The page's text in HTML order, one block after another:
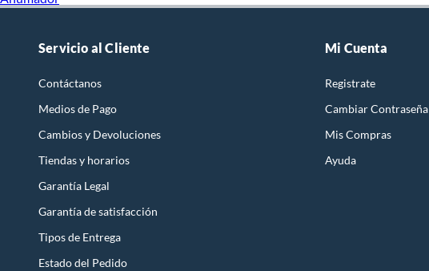
Servicio al Cliente
Contáctanos
Medios de Pago
Cambios y Devoluciones
Tiendas y horarios
Garantía Legal
Garantía de satisfacción
Tipos de Entrega
Estado del Pedido
Mi Cuenta
Registrate
Cambiar Contraseña
Mis Compras
Ayuda